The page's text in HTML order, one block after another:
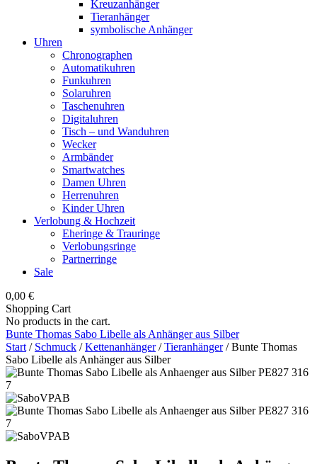
Kreuzanhänger
Tieranhänger
symbolische Anhänger
Uhren
Chronographen
Automatikuhren
Funkuhren
Solaruhren
Taschenuhren
Digitaluhren
Tisch – und Wanduhren
Wecker
Armbänder
Smartwatches
Damen Uhren
Herrenuhren
Kinder Uhren
Verlobung & Hochzeit
Eheringe & Trauringe
Verlobungsringe
Partnerringe
Sale
0,00 €
Shopping Cart
No products in the cart.
Bunte Thomas Sabo Libelle als Anhänger aus Silber
Start / Schmuck /Kettenanhänger/Tieranhänger/ Bunte Thomas
Sabo Libelle als Anhänger aus Silber